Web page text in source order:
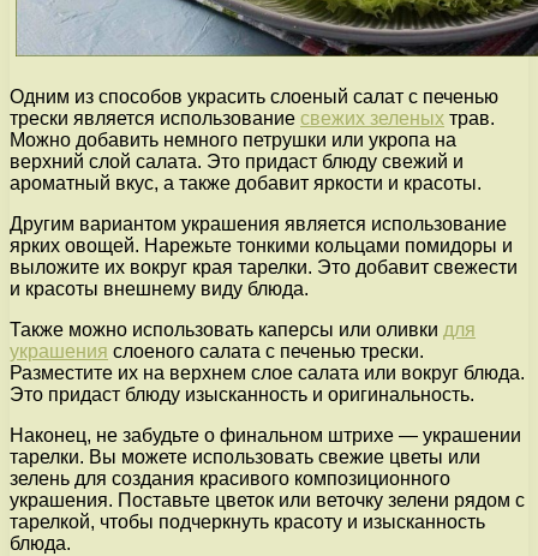
Одним из способов украсить слоеный салат с печенью
трески является использование свежих зеленых трав.
Можно добавить немного петрушки или укропа на
верхний слой салата. Это придаст блюду свежий и
ароматный вкус, а также добавит яркости и красоты.
Другим вариантом украшения является использование
ярких овощей. Нарежьте тонкими кольцами помидоры и
выложите их вокруг края тарелки. Это добавит свежести
и красоты внешнему виду блюда.
Также можно использовать каперсы или оливки для
украшения слоеного салата с печенью трески.
Разместите их на верхнем слое салата или вокруг блюда.
Это придаст блюду изысканность и оригинальность.
Наконец, не забудьте о финальном штрихе — украшении
тарелки. Вы можете использовать свежие цветы или
зелень для создания красивого композиционного
украшения. Поставьте цветок или веточку зелени рядом с
тарелкой, чтобы подчеркнуть красоту и изысканность
блюда.